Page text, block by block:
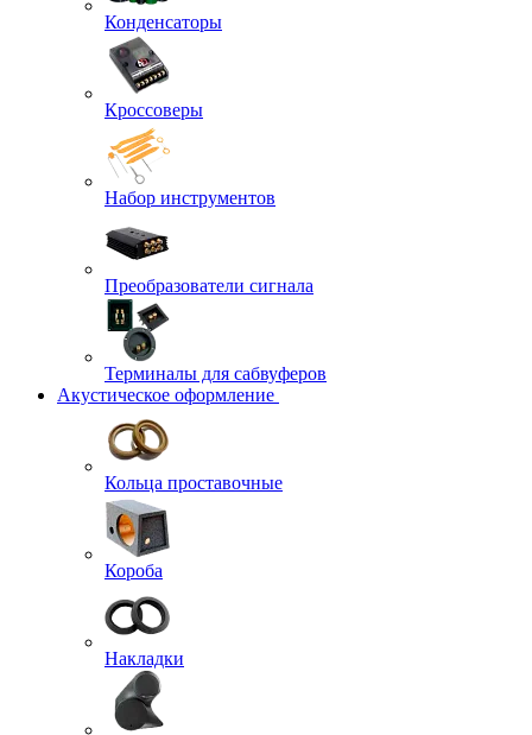
Конденсаторы
Кроссоверы
Набор инструментов
Преобразователи сигнала
Терминалы для сабвуферов
Акустическое оформление
Кольца проставочные
Короба
Накладки